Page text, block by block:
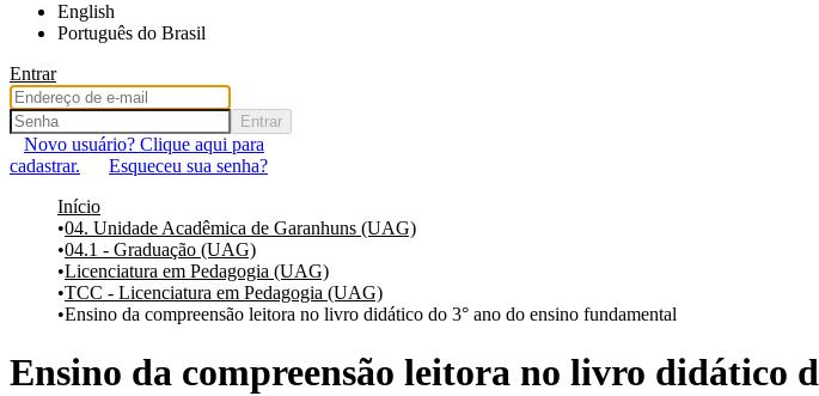
English
Português do Brasil
Entrar
Entrar
Novo usuário? Clique aqui para
cadastrar.
Esqueceu sua senha?
Início
04. Unidade Acadêmica de Garanhuns (UAG)
04.1 - Graduação (UAG)
Licenciatura em Pedagogia (UAG)
TCC - Licenciatura em Pedagogia (UAG)
Ensino da compreensão leitora no livro didático do 3° ano do ensino fundamental
Ensino da compreensão leitora no livro didático